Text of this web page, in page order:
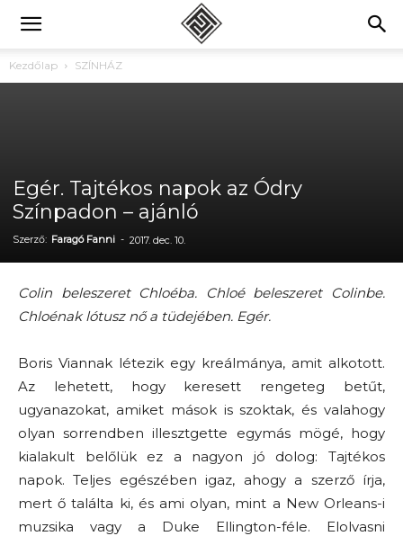
Kezdőlap SZÍNHÁZ
Egér. Tajtékos napok az Ódry
Színpadon – ajánló
Szerző: Faragó Fanni - 2017. dec. 10.
Colin beleszeret Chloéba. Chloé beleszeret Colinbe.
Chloénak lótusz nő a tüdejében. Egér.
Boris Viannak létezik egy kreálmánya, amit alkotott.
Az lehetett, hogy keresett rengeteg betűt,
ugyanazokat, amiket mások is szoktak, és valahogy
olyan sorrendben illesztgette egymás mögé, hogy
kialakult belőlük ez a nagyon jó dolog: Tajtékos
napok. Teljes egészében igaz, ahogy a szerző írja,
mert ő találta ki, és ami olyan, mint a New Orleans-i
muzsika vagy a Duke Ellington-féle. Elolvasni